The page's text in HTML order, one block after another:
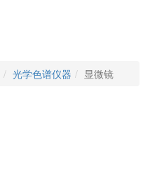
光学色谱仪器 显微镜